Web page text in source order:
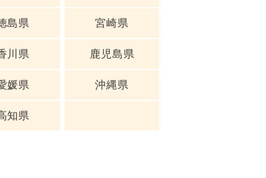
島県
川県
媛県
知県
宮崎県
鹿児島県
沖縄県